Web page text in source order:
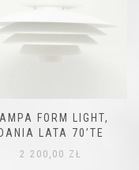
FORM LIGHT,
DANIA LATA 70’TE
2 200,00 ZŁ